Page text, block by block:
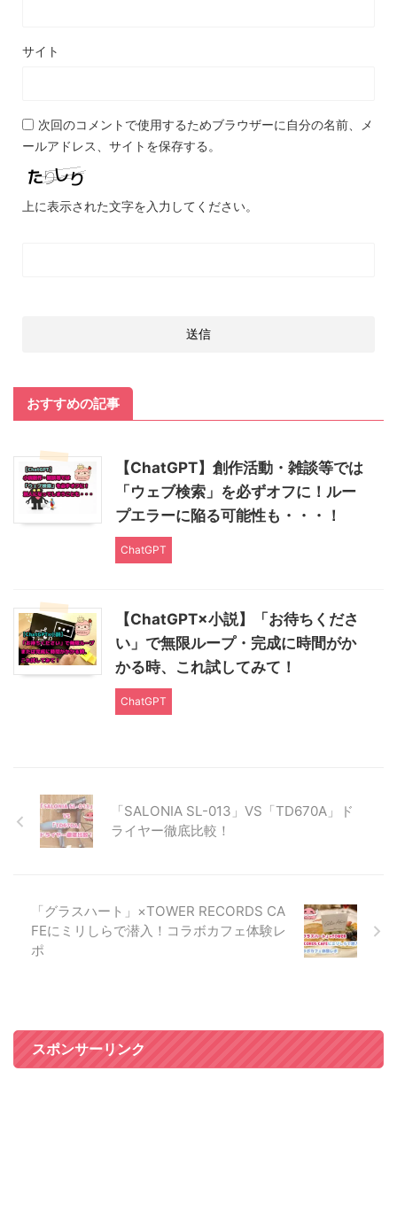
サイト
次回のコメントで使用するためブラウザーに自分の名前、メ
ールアドレス、サイトを保存する。
上に表示された文字を入力してください。
おすすめの記事
【ChatGPT】創作活動・雑談等では
「ウェブ検索」を必ずオフに！ルー
プエラーに陥る可能性も・・・！
ChatGPT
【ChatGPT×小説】「お待ちくださ
い」で無限ループ・完成に時間がか
かる時、これ試してみて！
ChatGPT
「SALONIA SL-013」VS「TD670A」ド
ライヤー徹底比較！
「グラスハート」×TOWER RECORDS CA
FEにミリしらで潜入！コラボカフェ体験レ
ポ
スポンサーリンク